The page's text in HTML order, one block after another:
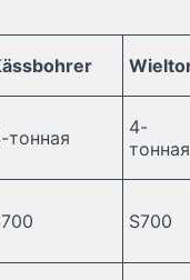
тонная
4-
тонная
S700